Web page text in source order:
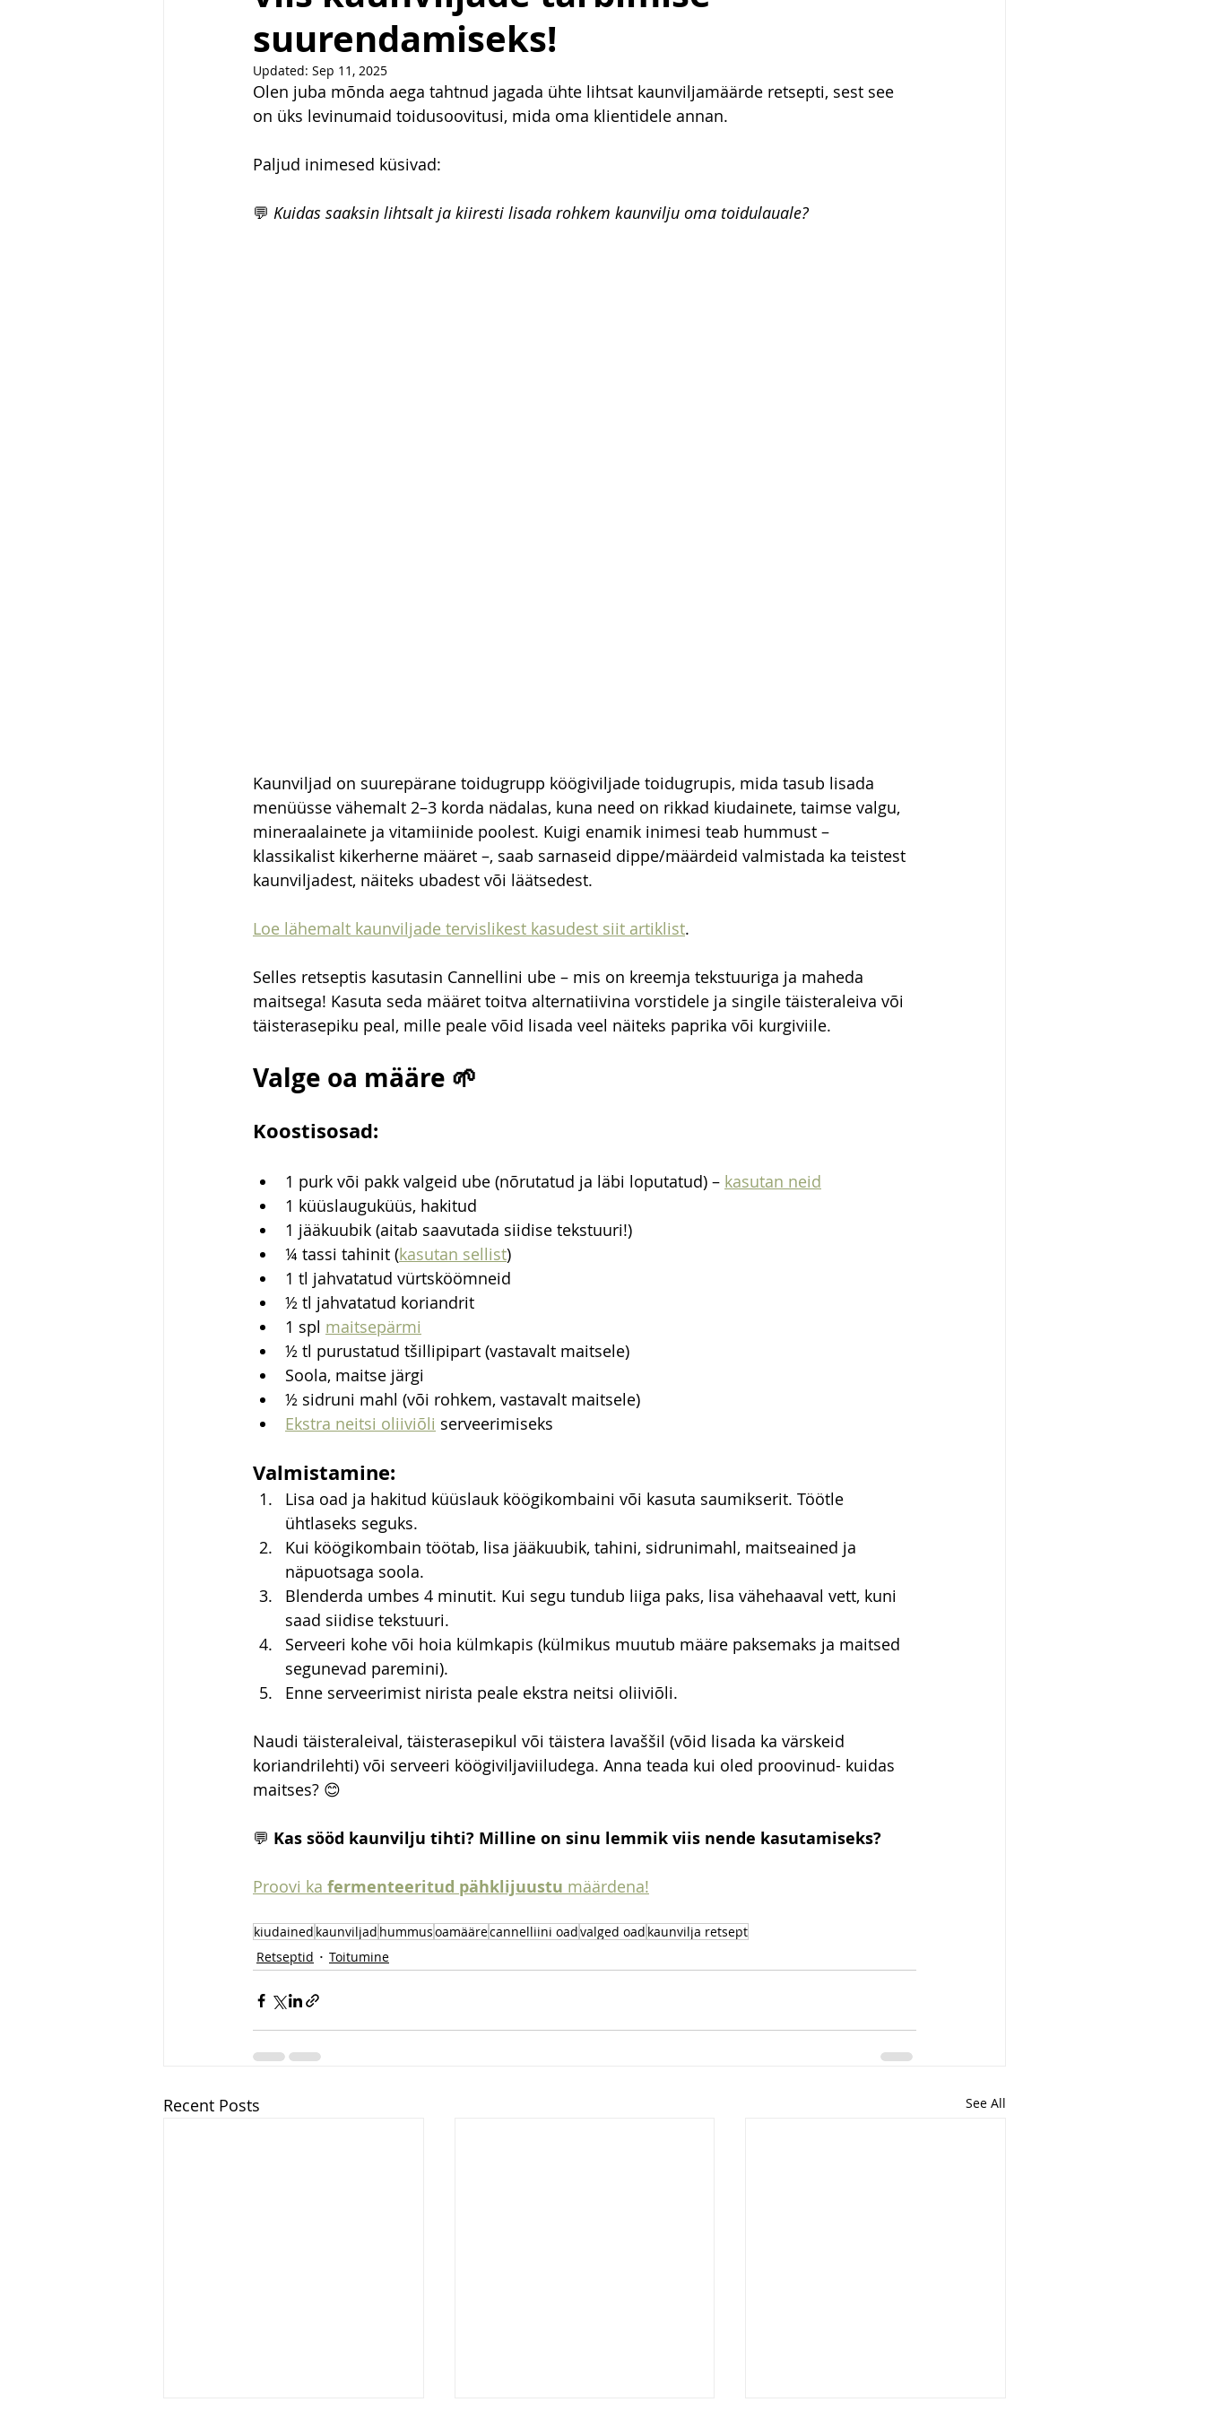
suurendamiseks!
Updated: Sep 11, 2025
Olen juba mõnda aega tahtnud jagada ühte lihtsat kaunviljamäärde retsepti, sest see
on üks levinumaid toidusoovitusi, mida oma klientidele annan.
Paljud inimesed küsivad:
💬 Kuidas saaksin lihtsalt ja kiiresti lisada rohkem kaunvilju oma toidulauale?
Kaunviljad on suurepärane toidugrupp köögiviljade toidugrupis, mida tasub lisada
menüüsse vähemalt 2–3 korda nädalas, kuna need on rikkad kiudainete, taimse valgu,
mineraalainete ja vitamiinide poolest. Kuigi enamik inimesi teab hummust –
klassikalist kikerherne määret –, saab sarnaseid dippe/määrdeid valmistada ka teistest
kaunviljadest, näiteks ubadest või läätsedest.
Loe lähemalt kaunviljade tervislikest kasudest siit artiklist.
Selles retseptis kasutasin Cannellini ube – mis on kreemja tekstuuriga ja maheda
maitsega! Kasuta seda määret toitva alternatiivina vorstidele ja singile täisteraleiva või
täisterasepiku peal, mille peale võid lisada veel näiteks paprika või kurgiviile.
Valge oa määre 🌱
Koostisosad:
1 purk või pakk valgeid ube (nõrutatud ja läbi loputatud) – kasutan neid
1 küüslauguküüs, hakitud
1 jääkuubik (aitab saavutada siidise tekstuuri!)
¼ tassi tahinit (kasutan sellist)
1 tl jahvatatud vürtsköömneid
½ tl jahvatatud koriandrit
1 spl maitsepärmi
½ tl purustatud tšillipipart (vastavalt maitsele)
Soola, maitse järgi
½ sidruni mahl (või rohkem, vastavalt maitsele)
Ekstra neitsi oliiviõli serveerimiseks
Valmistamine:
Lisa oad ja hakitud küüslauk köögikombaini või kasuta saumikserit. Töötle
ühtlaseks seguks.
Kui köögikombain töötab, lisa jääkuubik, tahini, sidrunimahl, maitseained ja
näpuotsaga soola.
Blenderda umbes 4 minutit. Kui segu tundub liiga paks, lisa vähehaaval vett, kuni
saad siidise tekstuuri.
Serveeri kohe või hoia külmkapis (külmikus muutub määre paksemaks ja maitsed
segunevad paremini).
Enne serveerimist nirista peale ekstra neitsi oliiviõli.
Naudi täisteraleival, täisterasepikul või täistera lavaššil (võid lisada ka värskeid
koriandrilehti) või serveeri köögiviljaviiludega. Anna teada kui oled proovinud- kuidas
maitses? 😊
💬 Kas sööd kaunvilju tihti? Milline on sinu lemmik viis nende kasutamiseks?
Proovi ka fermenteeritud pähklijuustu määrdena!
kiudained kaunviljad hummusoamäärecannelliini oadvalged oad kaunvilja retsept
Retseptid
Toitumine
Recent Posts See All